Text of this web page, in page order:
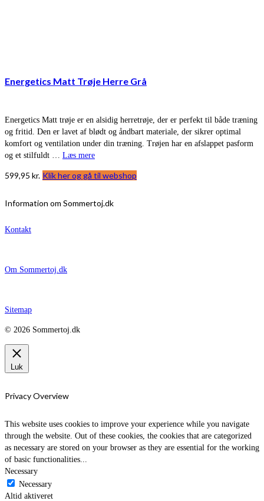
Energetics Matt Trøje Herre Grå
Energetics Matt trøje er en alsidig herretrøje, der er perfekt til både træning
og fritid. Den er lavet af blødt og åndbart materiale, der sikrer optimal
komfort og ventilation under din træning. Trøjen har en afslappet pasform
og et stilfuldt … Læs mere
599,95 kr. Klik her og gå til webshop
Information om Sommertoj.dk
Kontakt
Om Sommertoj.dk
Sitemap
© 2026 Sommertoj.dk
Luk
Privacy Overview
This website uses cookies to improve your experience while you navigate
through the website. Out of these cookies, the cookies that are categorized
as necessary are stored on your browser as they are essential for the working
of basic functionalities...
Necessary
Necessary
Altid aktiveret